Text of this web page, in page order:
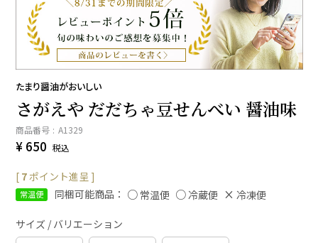
たまり醤油がおいしい
さがえや だだちゃ豆せんべい 醤油味
商品番号 A1329
¥ 650 税込
[ 7ポイント進呈 ]
常温便 同梱可能商品： 常温便 冷蔵便 冷凍便
サイズ / バリエーション